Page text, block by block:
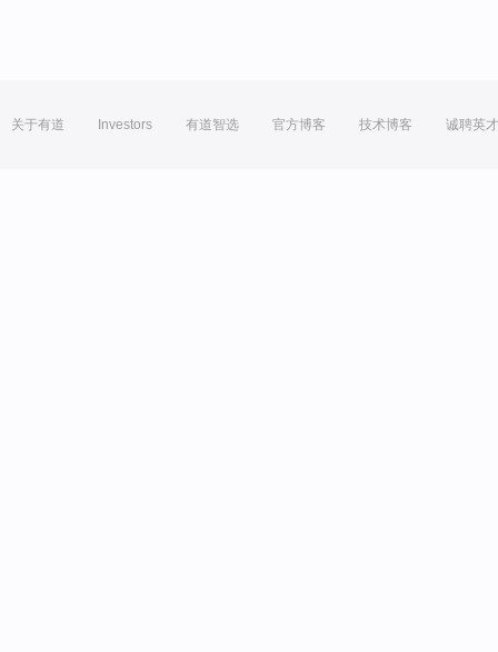
关于有道 Investors 有道智选 官方博客 技术博客 诚聘英才